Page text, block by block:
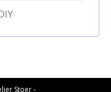
Stoer -